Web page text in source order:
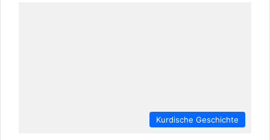
Kurdische Geschichte